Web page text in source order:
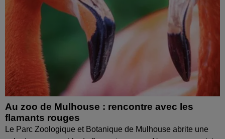
Au zoo de Mulhouse : rencontre avec les
flamants rouges
Le Parc Zoologique et Botanique de Mulhouse abrite une